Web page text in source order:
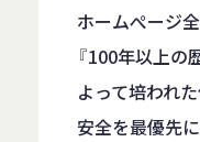
ホームぺージ
『100年以上の
よって培われ
安全を最優先